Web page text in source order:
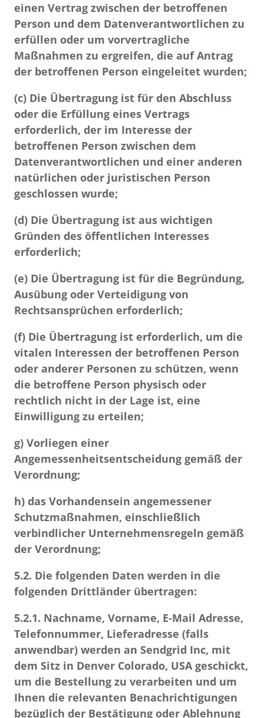
einen Vertrag zwischen der betroffenen
Person und dem Datenverantwortlichen zu
erfüllen oder um vorvertragliche
Maßnahmen zu ergreifen, die auf Antrag
der betroffenen Person eingeleitet wurden;
(c) Die Übertragung ist für den Abschluss
oder die Erfüllung eines Vertrags
erforderlich, der im Interesse der
betroffenen Person zwischen dem
Datenverantwortlichen und einer anderen
natürlichen oder juristischen Person
geschlossen wurde;
(d) Die Übertragung ist aus wichtigen
Gründen des öffentlichen Interesses
erforderlich;
(e) Die Übertragung ist für die Begründung,
Ausübung oder Verteidigung von
Rechtsansprüchen erforderlich;
(f) Die Übertragung ist erforderlich, um die
vitalen Interessen der betroffenen Person
oder anderer Personen zu schützen, wenn
die betroffene Person physisch oder
rechtlich nicht in der Lage ist, eine
Einwilligung zu erteilen;
g) Vorliegen einer
Angemessenheitsentscheidung gemäß der
Verordnung;
h) das Vorhandensein angemessener
Schutzmaßnahmen, einschließlich
verbindlicher Unternehmensregeln gemäß
der Verordnung;
5.2. Die folgenden Daten werden in die
folgenden Drittländer übertragen:
5.2.1. Nachname, Vorname, E-Mail Adresse,
Telefonnummer, Lieferadresse (falls
anwendbar) werden an Sendgrid Inc, mit
dem Sitz in Denver Colorado, USA geschickt,
um die Bestellung zu verarbeiten und um
Ihnen die relevanten Benachrichtigungen
bezüglich der Bestätigung oder Ablehnung